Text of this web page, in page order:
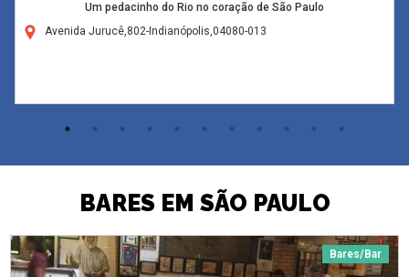
Um pedacinho do Rio no coração de São Paulo
Avenida Jurucê,802-Indianópolis,04080-013
BARES EM SÃO PAULO
Bares/Bar